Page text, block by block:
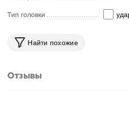
Тип головки
Найти похожие
Отзывы